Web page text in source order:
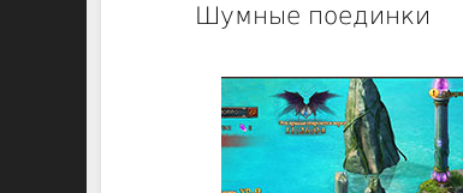
Шумные поединки